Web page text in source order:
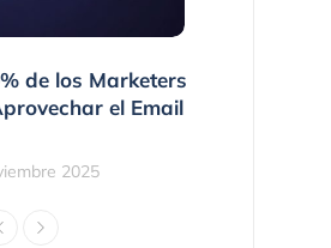
de los Marketers
el Email
2025